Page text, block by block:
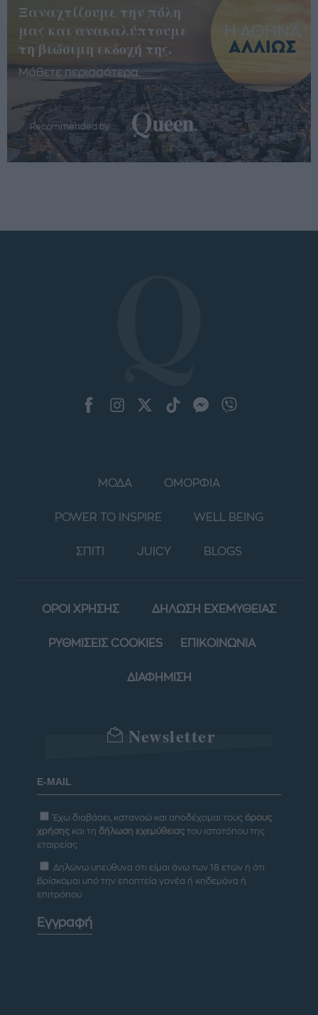
Ξαναχτίζουμε την πόλη
μας και ανακαλύπτουμε
τη βιώσιμη εκδοχή της.
Μάθετε περισσότερα
Recommended by
ΜΟΔΑ ΟΜΟΡΦΙΑ
POWER TO INSPIRE WELL BEING
ΣΠΙΤΙ JUICY BLOGS
ΟΡΟΙ ΧΡΗΣΗΣ ΔΗΛΩΣΗ ΕΧΕΜΥΘΕΙΑΣ
ΡΥΘΜΙΣΕΙΣ COOKIES ΕΠΙΚΟΙΝΩΝΙΑ
ΔΙΑΦΗΜΙΣΗ
Newsletter
Έχω διαβάσει, κατανοώ και αποδέχομαι τους όρους
χρήσης και τη δήλωση εχεμύθειας του ιστοτόπου της
εταιρείας
Δηλώνω υπεύθυνα ότι είμαι άνω των 18 ετών ή ότι
βρίσκομαι υπό την εποπτεία γονέα ή κηδεμόνα ή
επιτρόπου
Εγγραφή